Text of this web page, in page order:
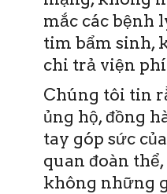
mắc các bệnh
tim bẩm sinh,
chi trả viện
Chúng tôi tin
ủng hộ, đồng
tay góp sức
quan đoàn
không những